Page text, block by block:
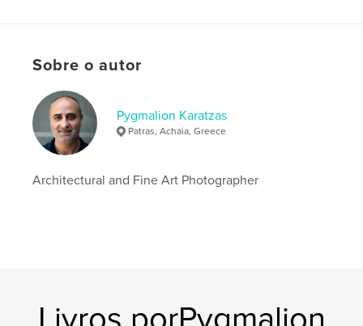
Idioma
pygmalionkaratzas
Sobre o autor
Pygmalion Karatzas
Patras, Achaia, Greece
Architectural and Fine Art Photographer